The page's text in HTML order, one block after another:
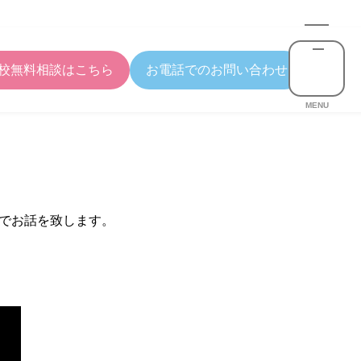
無料相談はこちら お電話でのお問い合わせ
MENU
お話を致します。